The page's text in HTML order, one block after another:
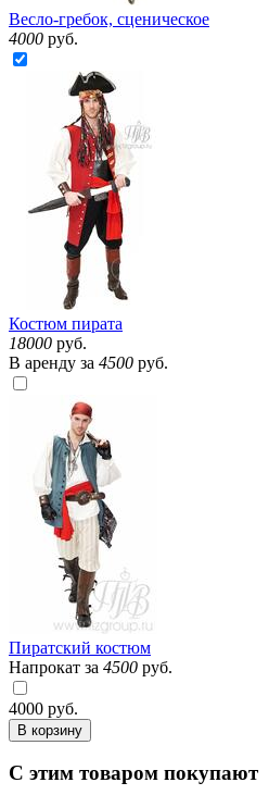
Весло-гребок, сценическое
4000 руб.
Костюм пирата
18000 руб.
В аренду за 4500 руб.
Пиратский костюм
Напрокат за 4500 руб.
4000 руб.
В корзину
С этим товаром покупают